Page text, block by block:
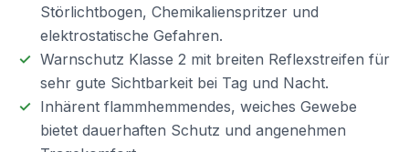
Störlichtbogen, Chemikalienspritzer und
elektrostatische Gefahren.
Warnschutz Klasse 2 mit breiten Reflexstreifen für
sehr gute Sichtbarkeit bei Tag und Nacht.
Inhärent flammhemmendes, weiches Gewebe
bietet dauerhaften Schutz und angenehmen